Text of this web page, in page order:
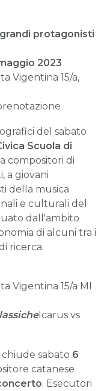
protagonisti
2023
Vigentina 15/a,
del sabato
Scuola di
compositori di
a giovani
della musica
e culturali del
dall'ambito
di alcuni tra i
ricerca.
Vigentina 15/a MI
Icarus vs
chiude sabato 6
catanese
. Esecutori